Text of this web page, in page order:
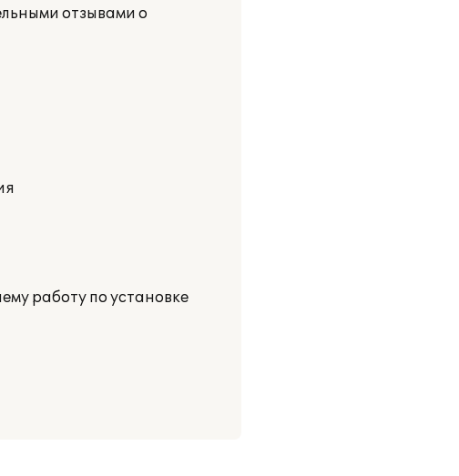
отзывами о
работу по установке